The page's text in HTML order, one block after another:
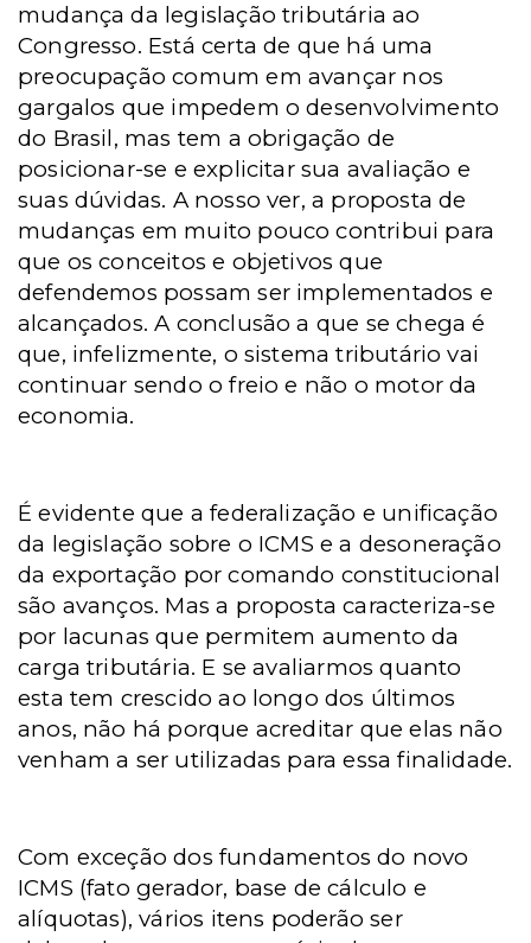
mudança da legislação tributária ao
Congresso. Está certa de que há uma
preocupação comum em avançar nos
gargalos que impedem o desenvolvimento
do Brasil, mas tem a obrigação de
posicionar-se e explicitar sua avaliação e
suas dúvidas. A nosso ver, a proposta de
mudanças em muito pouco contribui para
que os conceitos e objetivos que
defendemos possam ser implementados e
alcançados. A conclusão a que se chega é
que, infelizmente, o sistema tributário vai
continuar sendo o freio e não o motor da
economia.
É evidente que a federalização e unificação
da legislação sobre o ICMS e a desoneração
da exportação por comando constitucional
são avanços. Mas a proposta caracteriza-se
por lacunas que permitem aumento da
carga tributária. E se avaliarmos quanto
esta tem crescido ao longo dos últimos
anos, não há porque acreditar que elas não
venham a ser utilizadas para essa finalidade.
Com exceção dos fundamentos do novo
ICMS (fato gerador, base de cálculo e
alíquotas), vários itens poderão ser